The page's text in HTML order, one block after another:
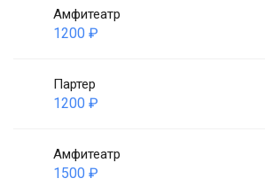
Амфитеатр
1200 ₽
Партер
1200 ₽
Амфитеатр
1500 ₽